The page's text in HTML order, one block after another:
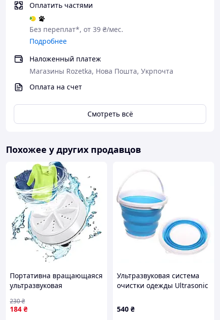
Питание: USB
Напряжение: 5V
Диаметр: 9 см
Комплект поставки:
Портативная ультразвуковая стиральная
машина мини с USB - 1 шт.
Оплатить частями
Без переплат*, от 39 ₴/мес.
Подробнее
Наложенный платеж
Магазины Rozetka, Нова Пошта, Укрпочта
Оплата на счет
Смотреть всё
Похожее у других продавцов
Портативна вращающаяся
ультразвуковая
кабелем MA-2 USB для
путешествий и дома
184 ₴
230₴
Ультразвуковая система
очистки одежды Ultrasonic
540 ₴